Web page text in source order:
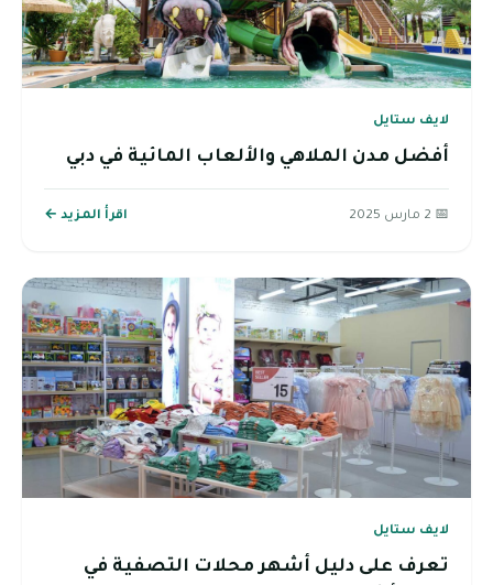
لايف ستايل
أفضل مدن الملاهي والألعاب المائية في دبي
📅 2 مارس 2025 اقرأ المزيد ←
لايف ستايل
تعرف على دليل أشهر محلات التصفية في